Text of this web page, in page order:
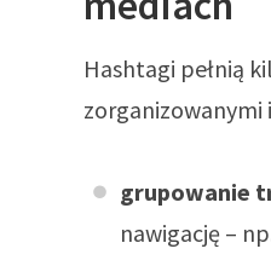
Hashtagi pełnią
zorganizowanymi
grupowanie
nawigację –